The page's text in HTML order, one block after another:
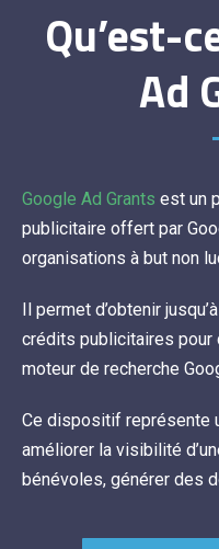
Qu’est-
Ad
Google Ad Grants est un
publicitaire offert par
organisations à but non
Il permet d’obtenir jusqu’à
crédits publicitaires
moteur de recherche
Ce dispositif représente
améliorer la visibilité
bénévoles, générer des